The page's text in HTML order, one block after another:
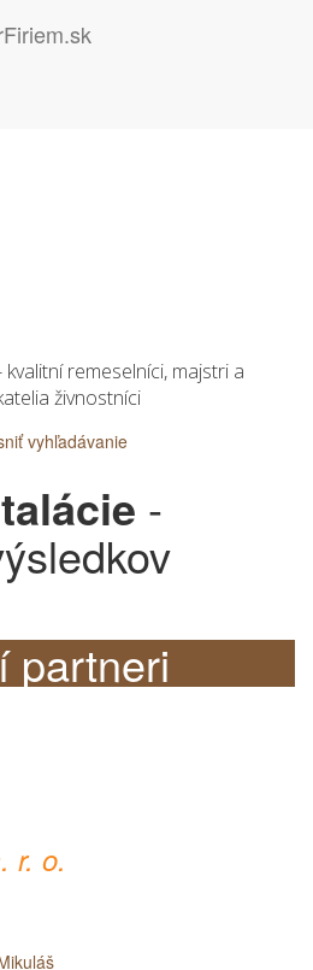
remeselníci, majstri a
živnostníci
vyhľadávanie
-
partneri
r. o.